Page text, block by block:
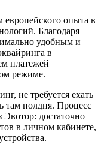
европейского опыта в
Благодаря
удобным и
в
платежей
режиме.
не требуется ехать
там полдня. Процесс
Эвотор: достаточно
в личном кабинете,